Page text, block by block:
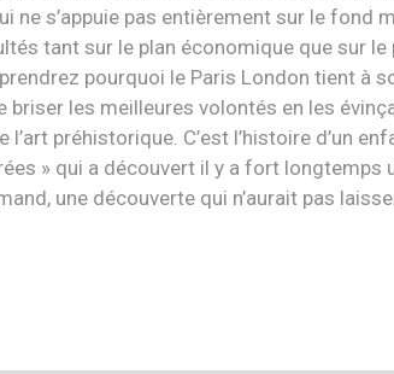
ne s’appuie pas entièrement sur le fond
tant sur le plan économique que sur le
pourquoi le Paris London tient à
les meilleures volontés en les
préhistorique. C’est l’histoire d’un
» qui a découvert il y a fort longtemps
une découverte qui n’aurait pas